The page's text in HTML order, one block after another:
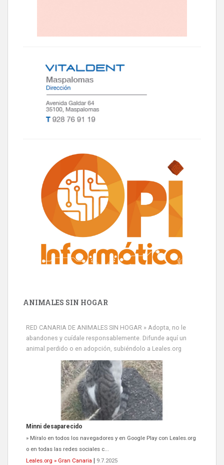
ANIMALES SIN HOGAR
RED CANARIA DE ANIMALES SIN HOGAR » Adopta, no le
abandones y cuídale responsablemente. Difunde aquí un
animal perdido o en adopción, subiéndolo a Leales.org
Siami Perdida
Se llama Siami,es hembra de 4 años,esterilizada con marca de
oreja,cariñosa,mimosa pero miedosa,e...
Leales.org » Gran Canaria
9.7.2025